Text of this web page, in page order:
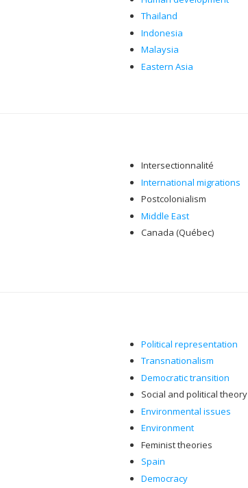
Thailand
Indonesia
Malaysia
Eastern Asia
Intersectionnalité
International migrations
Postcolonialism
Middle East
Canada (Québec)
Political representation
Transnationalism
Democratic transition
Social and political theory
Environmental issues
Environment
Feminist theories
Spain
Democracy